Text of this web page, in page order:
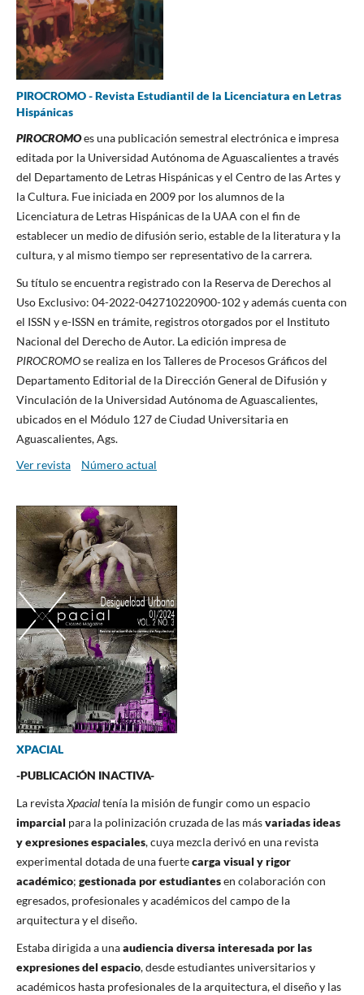
PIROCROMO - Revista Estudiantil de la Licenciatura en Letras
Hispánicas
PIROCROMOes una publicación semestral electrónica e impresa
editada por la Universidad Autónoma de Aguascalientes a través
del Departamento de Letras Hispánicas y el Centro de las Artes y
la Cultura. Fue iniciada en 2009 por los alumnos de la
Licenciatura de Letras Hispánicas de la UAA con el fin de
establecer un medio de difusión serio, estable de la literatura y la
cultura, y al mismo tiempo ser representativo de la carrera.
Su título se encuentra registrado con la Reserva de Derechos al
Uso Exclusivo: 04-2022-042710220900-102 y además cuenta con
el ISSN y e-ISSN en trámite, registros otorgados por el Instituto
Nacional del Derecho de Autor. La edición impresa de
PIROCROMOse realiza en los Talleres de Procesos Gráficos del
Departamento Editorial de la Dirección General de Difusión y
Vinculación de la Universidad Autónoma de Aguascalientes,
ubicados en el Módulo 127 de Ciudad Universitaria en
Aguascalientes, Ags.
Ver revista
Número actual
XPACIAL
-PUBLICACIÓN INACTIVA-
La revistaXpacialtenía la misión de fungir como un espacio
imparcial para la polinización cruzada de las másvariadas ideas
y expresiones espaciales,cuya mezcla derivó en una revista
experimental dotada de una fuertecarga visual y rigor
académico; gestionada por estudiantesen colaboración con
egresados, profesionales y académicos del campo de la
arquitectura y el diseño.
Estaba dirigida a unaaudiencia diversa interesada por las
expresiones del espacio, desde estudiantes universitarios y
académicos hasta profesionales de la arquitectura, el diseño y las